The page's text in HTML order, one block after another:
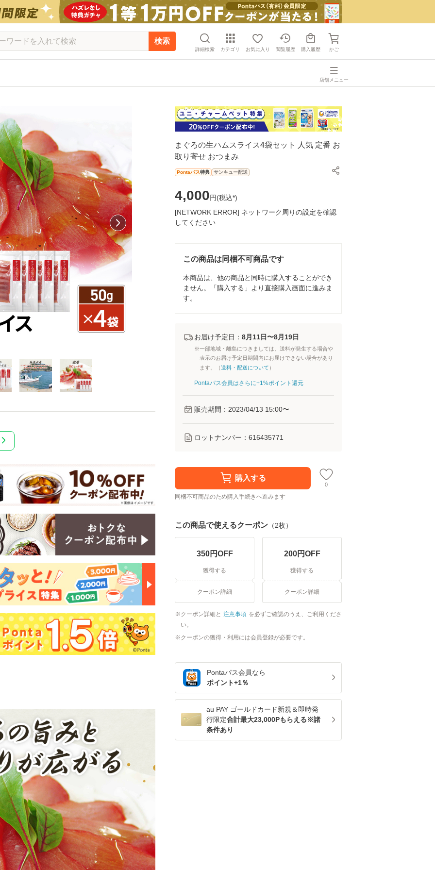
検索
詳細検索 カテゴリ お気に入り 閲覧履歴 購入履歴 かご
店舗メニュー
まぐろの生ハムスライス4袋セット 人気 定番 お
取り寄せ おつまみ
Pontaパス特典 サンキュー配送
4,000円(税込*)
[NETWORK ERROR] ネットワーク周りの設定を確認
してください
この商品は同梱不可商品です
本商品は、他の商品と同時に購入することができ
ません。「購入する」より直接購入画面に進みま
す。
お届け予定日： 8月11日〜8月19日
※一部地域・離島につきましては、送料が発生する場合や
表示のお届け予定日期間内にお届けできない場合があり
ます。（送料・配送について ）
Pontaパス会員はさらに+1%ポイント還元
販売期間： 2023/04/13 15:00〜
ロットナンバー： 616435771
購入する
0
同梱不可商品のため購入手続きへ進みます
この商品で使えるクーポン （2枚）
350円OFF
獲得する
クーポン詳細
200円OFF
獲得する
クーポン詳細
クーポン詳細と 注意事項 を必ずご確認のうえ、ご利用くださ
い。
クーポンの獲得・利用には会員登録が必要です。
Pontaパス会員なら
ポイント+1％
au PAY ゴールドカード新規＆即時発
行限定合計最大23,000Pもらえる※諸
条件あり